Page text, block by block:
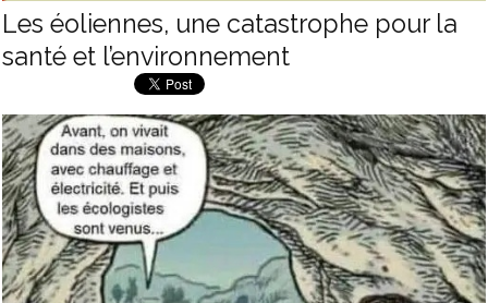
Les éoliennes, une catastrophe pour la
santé et l’environnement